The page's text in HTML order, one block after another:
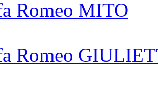
Romeo MITO
Romeo